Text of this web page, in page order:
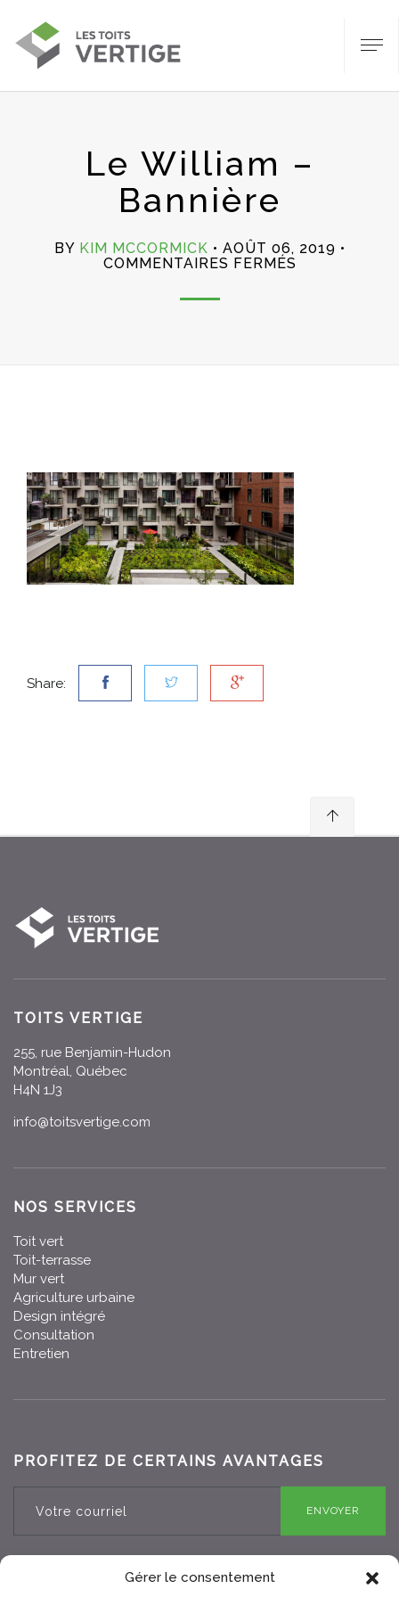
Gérer le consentement
Le William –
Bannière
BY KIM MCCORMICK
AOÛT 06, 2019
COMMENTAIRES FERMÉS
Share:
TOITS VERTIGE
255, rue Benjamin-Hudon
Montréal, Québec
H4N 1J3
info@toitsvertige.com
NOS SERVICES
Toit vert
Toit-terrasse
Mur vert
Agriculture urbaine
Design intégré
Consultation
Entretien
PROFITEZ DE CERTAINS AVANTAGES
ENVOYER